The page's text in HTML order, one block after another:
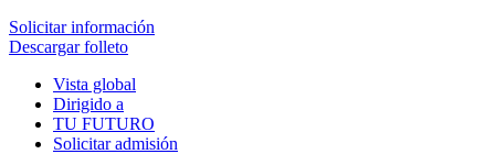
Solicitar información
Descargar folleto
Vista global
Dirigido a
TU FUTURO
Solicitar admisión